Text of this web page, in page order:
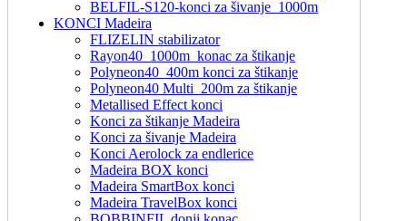
BELFIL-S120-konci za šivanje_1000m
KONCI Madeira
FLIZELIN stabilizator
Rayon40_1000m_konac za štikanje
Polyneon40_400m konci za štikanje
Polyneon40 Multi_200m za štikanje
Metallised Effect konci
Konci za štikanje Madeira
Konci za šivanje Madeira
Konci Aerolock za endlerice
Madeira BOX konci
Madeira SmartBox konci
Madeira TravelBox konci